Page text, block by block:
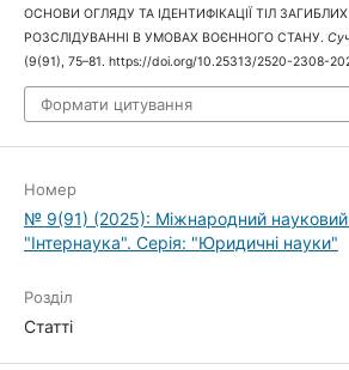
ОСНОВИ ОГЛЯДУ ТА ІДЕНТИФІКАЦІЇ ТІЛ
РОЗСЛІДУВАННІ В УМОВАХ ВОЄННОГО СТАНУ.
(9(91), 75–81. https://doi.org/10.25313/2520-2308-
Формати цитування
Номер
№ 9(91) (2025): Міжнародний
"Інтернаука". Серія: "Юридичні науки"
Розділ
Статті